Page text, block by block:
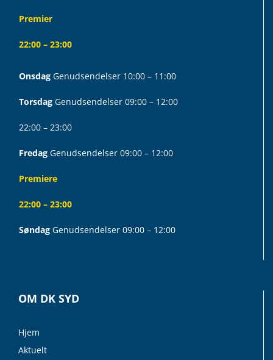
Premier
22:00 – 23:00
Onsdag Genudsendelser 10:00 – 11:00
Torsdag Genudsendelser 09:00 – 12:00
22:00 – 23:00
Fredag Genudsendelser 09:00 – 12:00
Premiere
22:00 – 23:00
Søndag Genudsendelser 09:00 – 12:00
OM DK SYD
Hjem
Aktuelt